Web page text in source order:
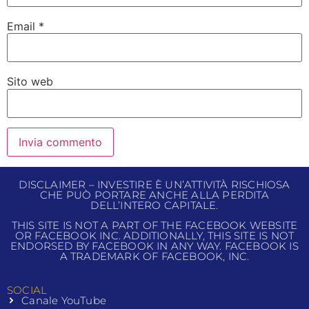
Email *
Sito web
DISCLAIMER – INVESTIRE È UN’ATTIVITÀ RISCHIOSA
CHE PUÒ PORTARE ANCHE ALLA PERDITA
DELL’INTERO CAPITALE.
THIS SITE IS NOT A PART OF THE FACEBOOK WEBSITE
OR FACEBOOK INC. ADDITIONALLY, THIS SITE IS NOT
ENDORSED BY FACEBOOK IN ANY WAY. FACEBOOK IS
A TRADEMARK OF FACEBOOK, INC.
SOCIAL
Canale YouTube